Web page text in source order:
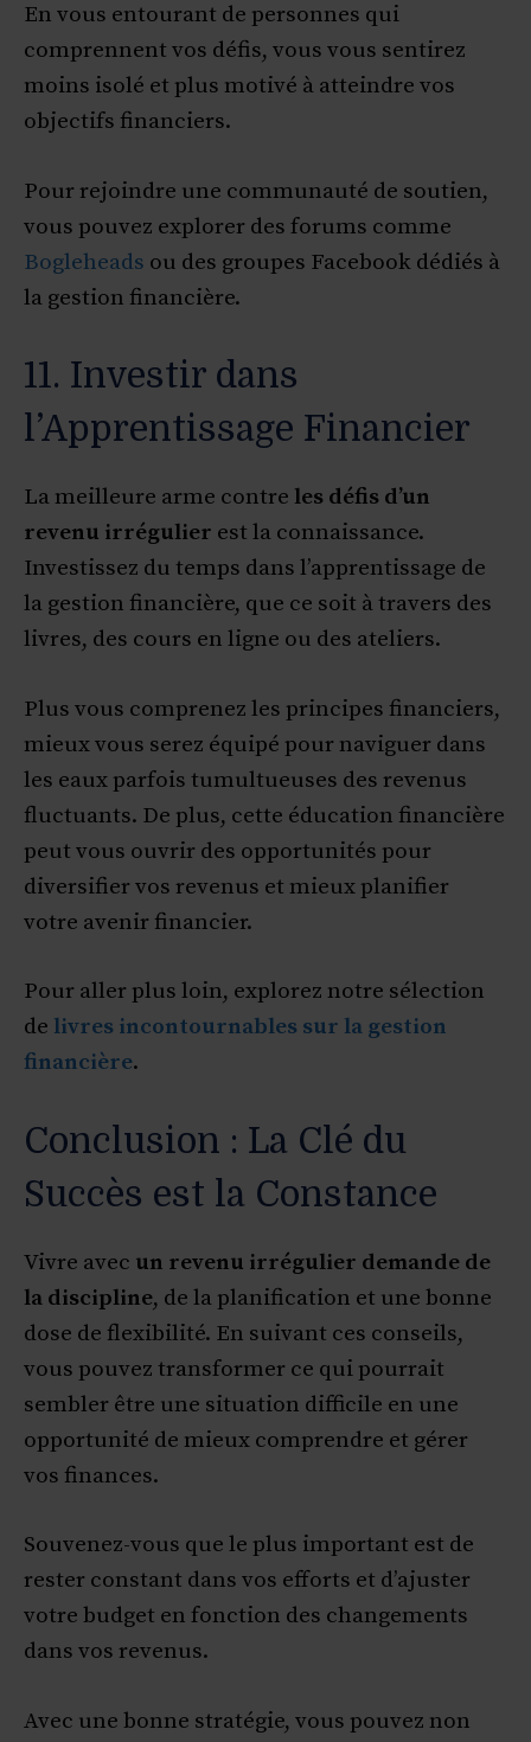
En vous entourant de personnes qui
comprennent vos défis, vous vous sentirez
moins isolé et plus motivé à atteindre vos
objectifs financiers.
Pour rejoindre une communauté de soutien,
vous pouvez explorer des forums comme
Bogleheads ou des groupes Facebook dédiés à
la gestion financière.
11. Investir dans
l’Apprentissage Financier
La meilleure arme contre les défis d’un
revenu irrégulier est la connaissance.
Investissez du temps dans l’apprentissage de
la gestion financière, que ce soit à travers des
livres, des cours en ligne ou des ateliers.
Plus vous comprenez les principes financiers,
mieux vous serez équipé pour naviguer dans
les eaux parfois tumultueuses des revenus
fluctuants. De plus, cette éducation financière
peut vous ouvrir des opportunités pour
diversifier vos revenus et mieux planifier
votre avenir financier.
Pour aller plus loin, explorez notre sélection
de livres incontournables sur la gestion
financière.
Conclusion : La Clé du
Succès est la Constance
Vivre avec un revenu irrégulier demande de
la discipline, de la planification et une bonne
dose de flexibilité. En suivant ces conseils,
vous pouvez transformer ce qui pourrait
sembler être une situation difficile en une
opportunité de mieux comprendre et gérer
vos finances.
Souvenez-vous que le plus important est de
rester constant dans vos efforts et d’ajuster
votre budget en fonction des changements
dans vos revenus.
Avec une bonne stratégie, vous pouvez non